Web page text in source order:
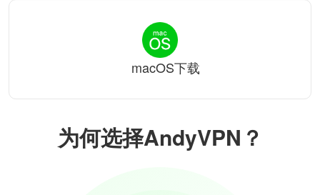
为何选择AndyVPN？
macOS下载